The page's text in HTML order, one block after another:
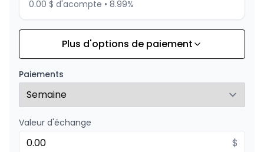
0.00 $ d'acompte • 8.99%
Financement sur 36 mois
0.00 $ d'acompte • 8.99%
À partir de :
Financement sur 24 mois
Financement sur 24 mois
À partir de :
Plus d'options de paiement
Paiements
Valeur d'échange
$